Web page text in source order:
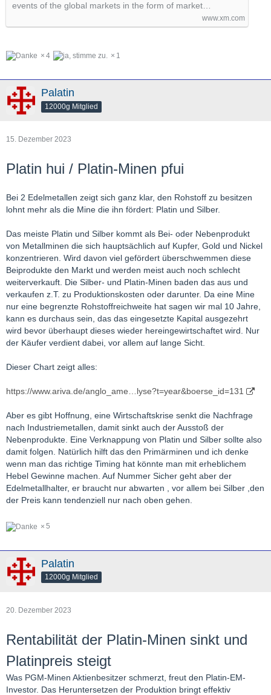
events of the global markets in the form of market…
www.xm.com
4 1
Palatin
12000g Mitglied
15. Dezember 2023
Platin hui / Platin-Minen pfui
Bei 2 Edelmetallen zeigt sich ganz klar, den Rohstoff zu besitzen
lohnt mehr als die Mine die ihn fördert: Platin und Silber.
Das meiste Platin und Silber kommt als Bei- oder Nebenprodukt
von Metallminen die sich hauptsächlich auf Kupfer, Gold und Nickel
konzentrieren. Wird davon viel gefördert überschwemmen diese
Beiprodukte den Markt und werden meist auch noch schlecht
weiterverkauft. Die Silber- und Platin-Minen baden das aus und
verkaufen z.T. zu Produktionskosten oder darunter. Da eine Mine
nur eine begrenzte Rohstoffreichweite hat sagen wir mal 10 Jahre,
kann es durchaus sein, das das eingesetzte Kapital ausgezehrt
wird bevor überhaupt dieses wieder hereingewirtschaftet wird. Nur
der Käufer verdient dabei, vor allem auf lange Sicht.
Dieser Chart zeigt alles:
https://www.ariva.de/anglo_ame…lyse?t=year&boerse_id=131
Aber es gibt Hoffnung, eine Wirtschaftskrise senkt die Nachfrage
nach Industriemetallen, damit sinkt auch der Ausstoß der
Nebenprodukte. Eine Verknappung von Platin und Silber sollte also
damit folgen. Natürlich hilft das den Primärminen und ich denke
wenn man das richtige Timing hat könnte man mit erheblichem
Hebel Gewinne machen. Auf Nummer Sicher geht aber der
Edelmetallhalter, er braucht nur abwarten , vor allem bei Silber ,den
der Preis kann tendenziell nur nach oben gehen.
5
Palatin
12000g Mitglied
20. Dezember 2023
Rentabilität der Platin-Minen sinkt und
Platinpreis steigt
Was PGM-Minen Aktienbesitzer schmerzt, freut den Platin-EM-
Investor. Das Heruntersetzen der Produktion bringt effektiv